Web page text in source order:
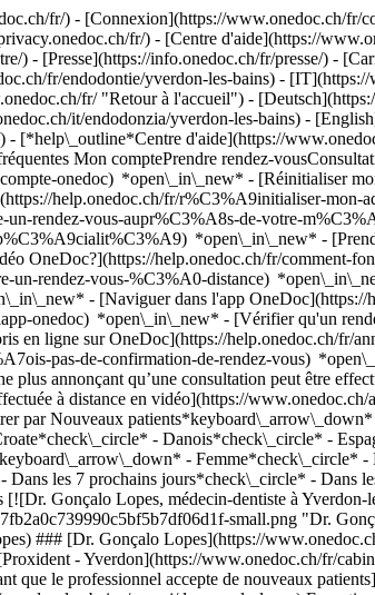
fr/) - [Connexion](https://www.onedoc.ch/fr/
fr/) - [Centre d'aide](https://
- [Presse](https://info.onedoc.ch/fr/presse/) -
fr/endodontie/yverdon-les-bains) -
fr/ "Retour à l'accueil") -
it/endodonzia/yverdon-les-bains) -
- [*help\_outline*Centre d'aide](https://
Mon comptePrendre rendez-
onedoc) *open\_in\_new* - [Réinitialiser
help.onedoc.ch/fr/r%C3%A9initialiser-mon-
un-rendez-vous-aupr%C3%A8s-de-votre-
*open\_in\_new* -
OneDoc?](https://help.onedoc.ch/fr/
un-rendez-vous-%C3%A0-distance)
- [Naviguer dans l'app
onedoc) *open\_in\_new* - [Vérifier qu'un rendez-vous est confirmé](https://help.onedoc.ch/fr/v%C3%A9rifier-quun-rendez-vous-est-confirm%C3%A9) *open\_in\_new* - [Annuler un rendez-vous pris en ligne sur OneDoc](https://help.onedoc.ch/fr/annuler-un-rendez-vous-pris-en-ligne-sur-onedoc) *open\_in\_new* - [Je ne reçois pas de confirmation de rendez-vous](https://help.onedoc.ch/fr/je-ne-re%C3%A7ois-pas-de-confirmation-de-rendez-vous) *open\_in\_new* [Voir tous nos articles *open\_in\_new*](https://help.onedoc.ch/fr/) close ## Modifier votre recherche ![Maison avec un signe plus annonçant qu’une consultation peut être effectuée sur place](https://www.onedoc.ch/assets/images/icons/on-site.svg) Sur place ![Caméra avec un symbole lecture annonçant qu’une consultation peut être effectuée à distance en vidéo](https://www.onedoc.ch/assets/images/icons/remote.svg) À distance Rechercher #### Spécialités #### Praticiens #### Établissements edit Endodontie à Yverdon-les-Bains tune Filtrer par Nouveaux patients*keyboard\_arrow\_down* - Acceptés*check\_circle* Langue parlée*keyboard\_arrow\_down* - Allemand*check\_circle* - Anglais*check\_circle* - Bosniaque*check\_circle* - Croate*check\_circle* - Danois*check\_circle* - Espagnol*check\_circle* - Français*check\_circle* - Norvégien*check\_circle* - Portugais*check\_circle* - Serbe*check\_circle* - Suédois*check\_circle* Sexe*keyboard\_arrow\_down* - Femme*check\_circle* - Homme*check\_circle* Disponibilité*keyboard\_arrow\_down* - Disponible aujourdhui*check\_circle* - Dans les 3 prochains jours*check\_circle* - Dans les 7 prochains jours*check\_circle* - Dans les 14 prochains jours*check\_circle* # __Endodontie__ à __Yverdon-les-Bains__: prenez rendez-vous en ligne aujourd'hui ## 1 résultat à Yverdon-les-Bains [![Dr. Gonçalo Lopes, médecin-dentiste à Yverdon-les-Bains](https://assets.onedoc.ch/images/users/720ec6e19e550f93549bef8e6236b5ad04aeb7fb2a0c739990c5bf5b7df06d1f-small.png "Dr. Gonçalo Lopes, médecin-dentiste à Yverdon-les-Bains")](https://www.onedoc.ch/fr/medecin-dentiste/yverdon-les-bains/pcvwj/dr-goncalo-lopes) ### [Dr. Gonçalo Lopes](https://www.onedoc.ch/fr/medecin-dentiste/yverdon-les-bains/pcvwj/dr-goncalo-lopes) [Médecin-dentiste](https://www.onedoc.ch/fr/